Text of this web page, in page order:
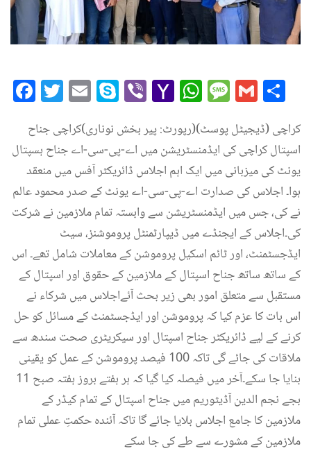
Facebook
Twitter
EmailSkype
ViberYahoo
Mail
کراچی (ڈیجیٹل پوسٹ)(رپورٹ: پیر بخش نوناری)کراچی جناح
اسپتال کراچی کی ایڈمنسٹریشن میں اے-پی-سی-اے جناح ہسپتال
یونٹ کی میزبانی میں ایک اہم اجلاس ڈائریکٹر آفس میں منعقد
ہوا۔ اجلاس کی صدارت اے-پی-سی-اے یونٹ کے صدر محمود عالم
نے کی، جس میں ایڈمنسٹریشن سے وابستہ تمام ملازمین نے شرکت
کی۔اجلاس کے ایجنڈے میں ڈیپارٹمنٹل پروموشنز، سیٹ
ایڈجسٹمنٹ، اور ٹائم اسکیل پروموشن کے معاملات شامل تھے۔ اس
کے ساتھ ساتھ جناح اسپتال کے ملازمین کے حقوق اور اسپتال کے
مستقبل سے متعلق امور بھی زیر بحث آئےاجلاس میں شرکاء نے
اس بات کا عزم کیا کہ پروموشن اور ایڈجسٹمنٹ کے مسائل کو حل
کرنے کے لیے ڈائریکٹر جناح اسپتال اور سیکریٹری صحت سندھ سے
ملاقات کی جائے گی تاکہ 100 فیصد پروموشن کے عمل کو یقینی
بنایا جا سکے۔آخر میں فیصلہ کیا گیا کہ ہر ہفتے بروز ہفتہ صبح 11
بجے نجم الدین آڈیٹوریم میں جناح اسپتال کے تمام کیڈر کے
ملازمین کا جامع اجلاس بلایا جائے گا تاکہ آئندہ حکمتِ عملی تمام
ملازمین کے مشورے سے طے کی جا سکے